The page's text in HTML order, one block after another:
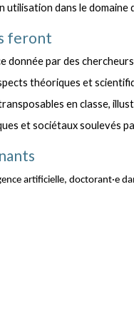
dans le domaine
feront
par des chercheurs
théoriques et
en classe,
et sociétaux soulevés
artificielle, doctorant·e